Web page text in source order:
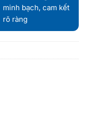
minh bạch, cam kết
rõ ràng